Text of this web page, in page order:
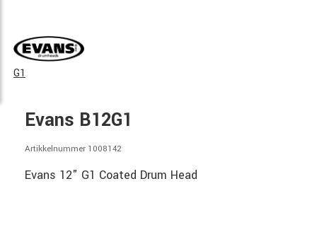
G1
Evans B12G1
Artikkelnummer 1008142
Evans 12" G1 Coated Drum Head